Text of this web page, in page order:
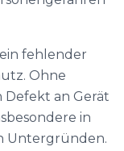
fehlender
Ohne
Defekt an Gerät
in
Untergründen.